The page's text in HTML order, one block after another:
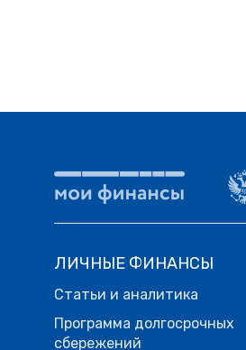
ЛИЧНЫЕ ФИНАНСЫ
Статьи и аналитика
Программа долгосрочных
сбережений